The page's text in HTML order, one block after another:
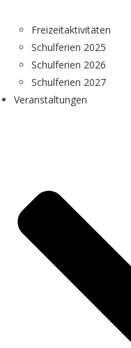
Freizeitaktivitäten
Schulferien 2025
Schulferien 2026
Schulferien 2027
Veranstaltungen